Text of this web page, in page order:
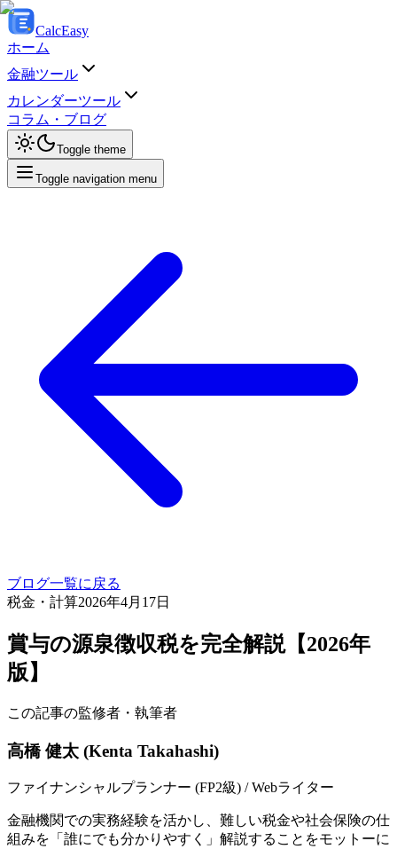
CalcEasy
ホーム
金融ツール
カレンダーツール
コラム・ブログ
Toggle theme
Toggle navigation menu
ブログ一覧に戻る
税金・計算2026年4月17日
賞与の源泉徴収税を完全解説【2026年
版】
この記事の監修者・執筆者
高橋 健太 (Kenta Takahashi)
ファイナンシャルプランナー (FP2級) / Webライター
金融機関での実務経験を活かし、難しい税金や社会保険の仕
組みを「誰にでも分かりやすく」解説することをモットーに